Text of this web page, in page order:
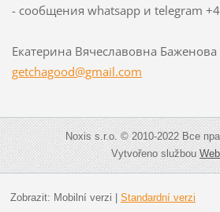
- сообщения whatsapp и telegram
Екатерина Вячеславовна Баженова
getchagood@gmail.com
Noxis s.r.o. © 2010-2022 Все
Vytvořeno službou
Zobrazit: Mobilní verzi | Standardní verzi